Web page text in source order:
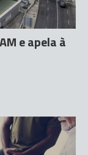
e apela à